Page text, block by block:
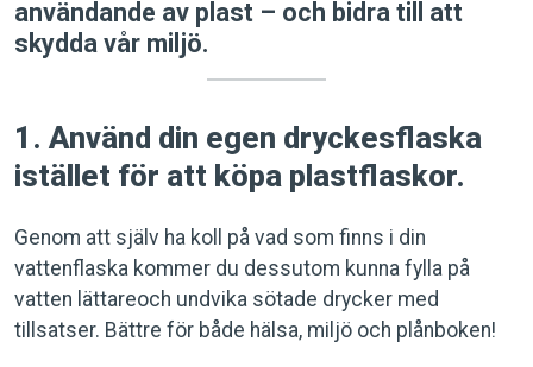
användande av plast – och bidra till att
skydda vår miljö.
1. Använd din egen dryckesflaska
istället för att köpa plastflaskor.
Genom att själv ha koll på vad som finns i din
vattenflaska kommer du dessutom kunna fylla på
vatten lättareoch undvika sötade drycker med
tillsatser. Bättre för både hälsa, miljö och plånboken!